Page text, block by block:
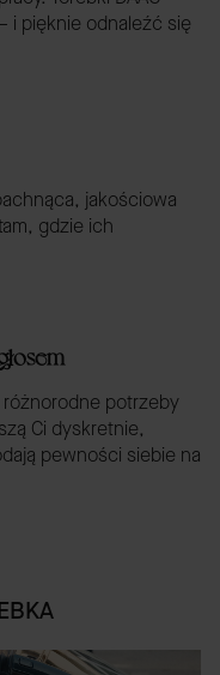
i pięknie odnaleźć się
jakościowa
gdzie ich
potrzeby
Ci dyskretnie,
pewności siebie na